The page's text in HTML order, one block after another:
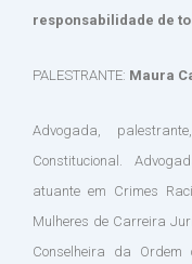
responsabilidade de
PALESTRANTE: Maura
Advogada,
Constitucional.
atuante em Crimes
Mulheres de Carreira
Conselheira da